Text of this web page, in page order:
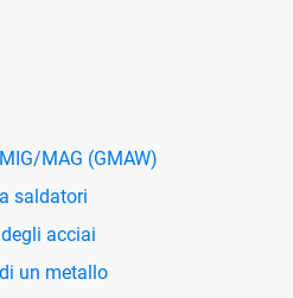
MAG (GMAW)
saldatori
acciai
un metallo